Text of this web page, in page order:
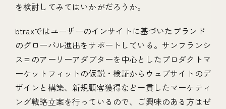
を検討してみてはいかがだろうか。
btraxではユーザーのインサイトに基づいたブランド
のグローバル進出をサポートしている。サンフランシ
スコのアーリーアダプターを中心としたプロダクトマ
ーケットフィットの仮説・検証からウェブサイトのデ
ザインと構築、新規顧客獲得など一貫したマーケティ
ング戦略立案を行っているので、ご興味のある方はぜ